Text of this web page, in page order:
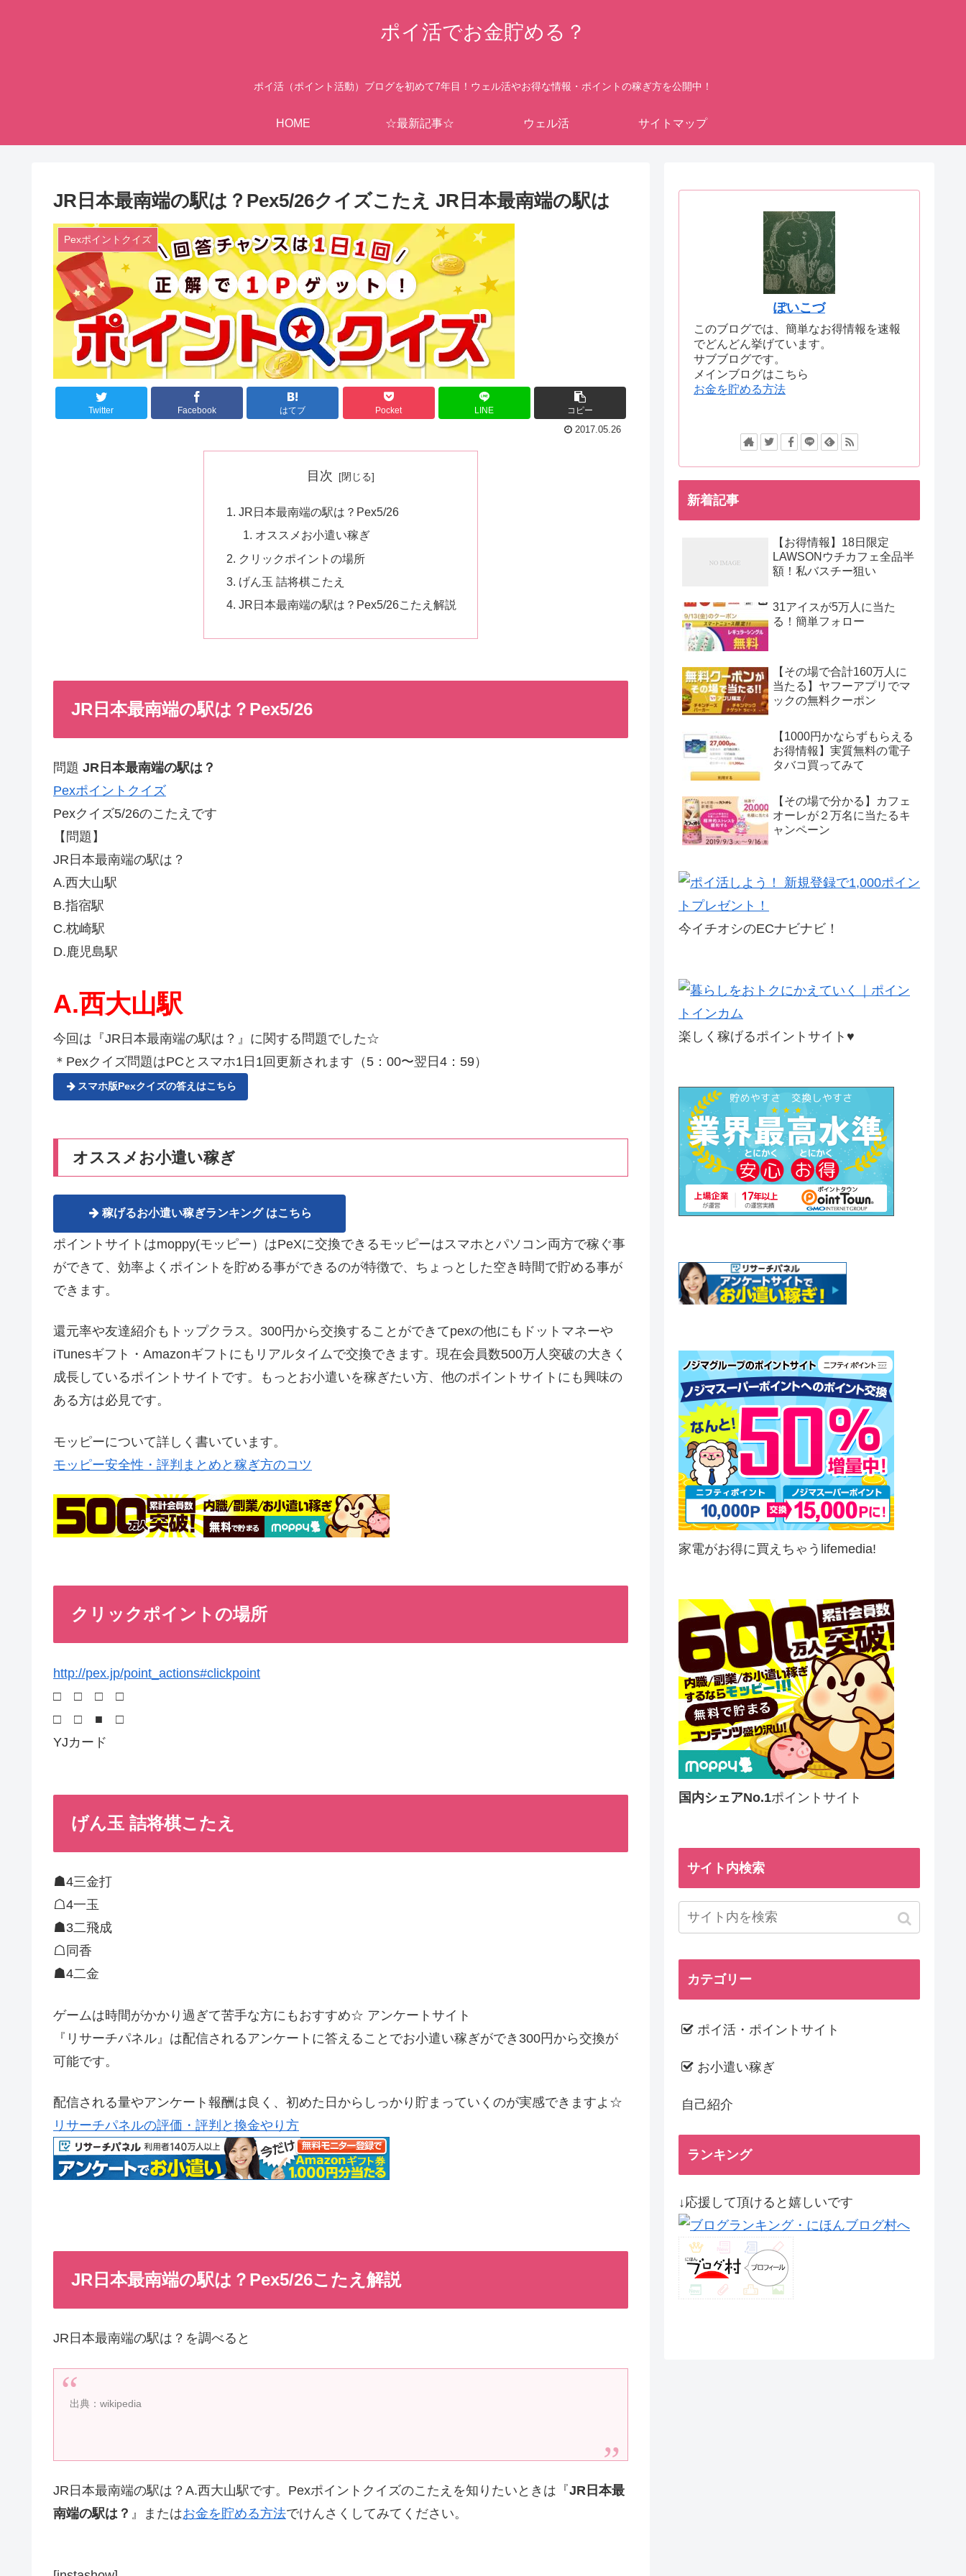
ポイ活でお金貯める？
ポイ活（ポイント活動）ブログを初めて7年目！ウェル活やお得な情報・ポイントの稼ぎ方を公開中！
HOME ☆最新記事☆ ウェル活 サイトマップ
JR日本最南端の駅は？Pex5/26クイズこたえ JR日本最南端の駅は
Pexポイントクイズ
Twitter Facebook はてブ Pocket LINE
コピー
2017.05.26
目次
JR日本最南端の駅は？Pex5/26
オススメお小遣い稼ぎ
クリックポイントの場所
げん玉 詰将棋こたえ
JR日本最南端の駅は？Pex5/26こたえ解説
JR日本最南端の駅は？Pex5/26
問題 JR日本最南端の駅は？
Pexポイントクイズ
Pexクイズ5/26のこたえです
【問題】
JR日本最南端の駅は？
A.西大山駅
B.指宿駅
C.枕崎駅
D.鹿児島駅
A.西大山駅
今回は『JR日本最南端の駅は？』に関する問題でした☆
＊Pexクイズ問題はPCとスマホ1日1回更新されます（5：00〜翌日4：59）
スマホ版Pexクイズの答えはこちら
オススメお小遣い稼ぎ
稼げるお小遣い稼ぎランキング はこちら
ポイントサイトはmoppy(モッピー）はPeXに交換できるモッピーはスマホとパソコン両方で稼ぐ事
ができて、効率よくポイントを貯める事ができるのが特徴で、ちょっとした空き時間で貯める事が
できます。
還元率や友達紹介もトップクラス。300円から交換することができてpexの他にもドットマネーや
iTunesギフト・Amazonギフトにもリアルタイムで交換できます。現在会員数500万人突破の大きく
成長しているポイントサイトです。もっとお小遣いを稼ぎたい方、他のポイントサイトにも興味の
ある方は必見です。
モッピーについて詳しく書いています。
モッピー安全性・評判まとめと稼ぎ方のコツ
クリックポイントの場所
http://pex.jp/point_actions#clickpoint
□ □ □ □
□ □ ■ □
YJカード
げん玉 詰将棋こたえ
☗4三金打
☖4一玉
☗3二飛成
☖同香
☗4二金
ゲームは時間がかかり過ぎて苦手な方にもおすすめ☆ アンケートサイト
『リサーチパネル』は配信されるアンケートに答えることでお小遣い稼ぎができ300円から交換が
可能です。
配信される量やアンケート報酬は良く、初めた日からしっかり貯まっていくのが実感できますよ☆
リサーチパネルの評価・評判と換金やり方
JR日本最南端の駅は？Pex5/26こたえ解説
JR日本最南端の駅は？を調べると
出典：wikipedia
JR日本最南端の駅は？A.西大山駅です。Pexポイントクイズのこたえを知りたいときは『JR日本最
南端の駅は？ 』またはお金を貯める方法でけんさくしてみてください。
ぽいこづ
このブログでは、簡単なお得情報を速報
でどんどん挙げています。
サブブログです。
メインブログはこちら
お金を貯める方法
新着記事
【お得情報】18日限定
LAWSONウチカフェ全品半
額！私バスチー狙い
31アイスが5万人に当た
る！簡単フォロー
【その場で合計160万人に
当たる】ヤフーアプリでマ
ックの無料クーポン
【1000円かならずもらえる
お得情報】実質無料の電子
タバコ買ってみて
【その場で分かる】カフェ
オーレが２万名に当たるキ
ャンペーン
今イチオシのECナビナビ！
楽しく稼げるポイントサイト♥
家電がお得に買えちゃうlifemedia!
国内シェアNo.1ポイントサイト
サイト内検索
カテゴリー
ポイ活・ポイントサイト
お小遣い稼ぎ
自己紹介
ランキング
↓応援して頂けると嬉しいです